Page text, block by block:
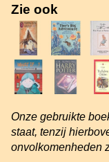
Zie ook
Onze gebruikte
staat, tenzij
onvolkomenheden